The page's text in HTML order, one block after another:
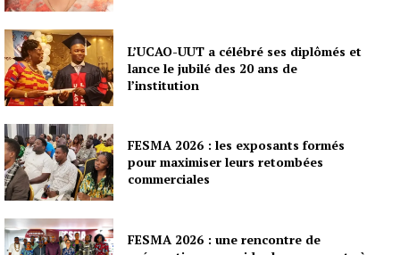
L’UCAO-UUT a célébré ses diplômés et
lance le jubilé des 20 ans de
l’institution
FESMA 2026 : les exposants formés
pour maximiser leurs retombées
commerciales
FESMA 2026 : une rencontre de